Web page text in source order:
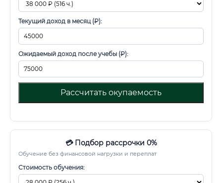
Текущий доход в месяц (₽):
Ожидаемый доход после учебы (₽):
Рассчитать окупаемость
💳 Подбор рассрочки 0%
Обучение без финансовой нагрузки и переплат
Стоимость обучения: